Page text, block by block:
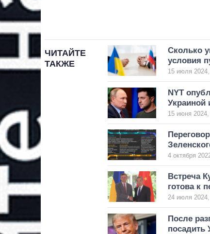
ЧИТАЙТЕ
ТАКЖЕ
Сколько
условия
15 июля
NYT
Украиной
15 июня
4 октября
Встреча
готова к
24 июля
После
посадить